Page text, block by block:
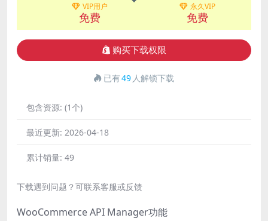
VIP用户
免费
永久VIP
免费
购买下载权限
已有49 人解锁下载
包含资源: (1个)
最近更新: 2026-04-18
累计销量: 49
下载遇到问题？可联系客服或反馈
WooCommerce API Manager功能